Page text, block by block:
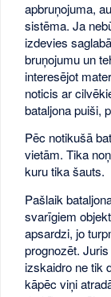
apbruņojuma,
sistēma. Ja
izdevies
bruņojumu un
interesējot
noticis ar
bataljona puiši,
Pēc notikušā
vietām. Tika
kuru tika šauts.
Pašlaik
svarīgiem
apsardzi, jo
prognozēt.
izskaidro ne tik
kāpēc viņi